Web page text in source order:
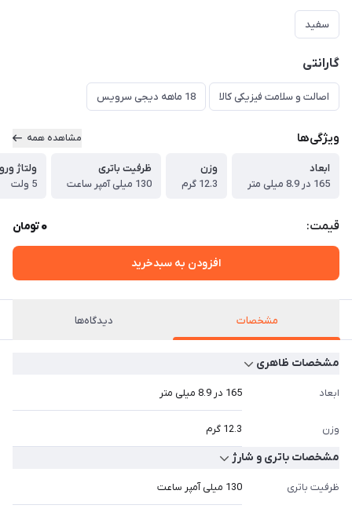
سفید
گارانتی
اصالت و سلامت فیزیکی کالا 18 ماهه دیجی سرویس
ویژگی‌ها مشاهده همه
ابعاد
165 در 8.9 میلی متر
وزن
12.3 گرم
ظرفیت باتری
130 میلی آمپر ساعت
ولتاژ
5 ولت
قیمت: 0تومان
افزودن به سبدخرید
مشخصات دیدگاه‌ها
مشخصات ظاهری
ابعاد 165 در 8.9 میلی متر
وزن 12.3 گرم
مشخصات باتری و شارژ
ظرفیت باتری 130 میلی آمپر ساعت